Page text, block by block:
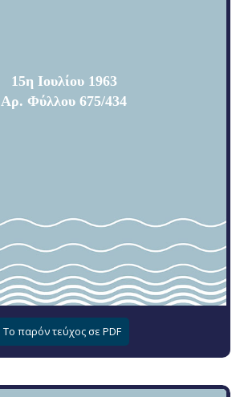
15η Ιουλίου 1963
Αρ. Φύλλου 675/434
Το παρόν τεύχος σε PDF